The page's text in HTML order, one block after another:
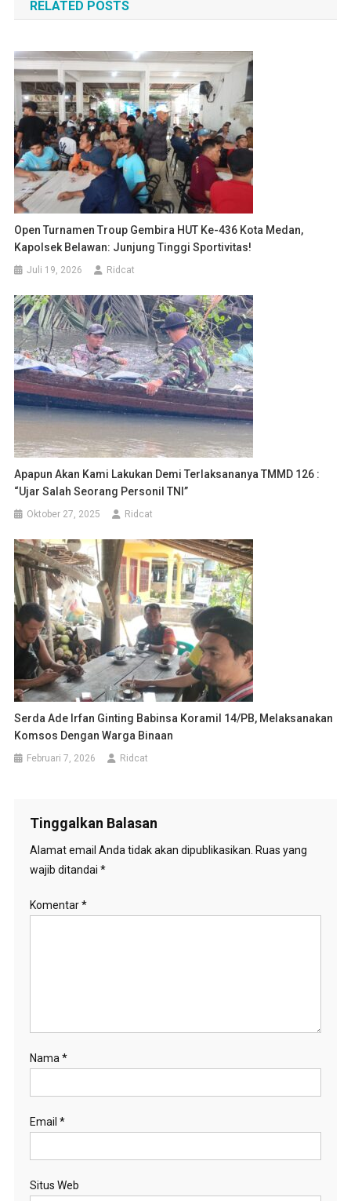
RELATED POSTS
Open Turnamen Troup Gembira HUT Ke-436 Kota Medan,
Kapolsek Belawan: Junjung Tinggi Sportivitas!
Juli 19, 2026 Ridcat
Apapun Akan Kami Lakukan Demi Terlaksananya TMMD 126 :
“Ujar Salah Seorang Personil TNI”
Oktober 27, 2025 Ridcat
Serda Ade Irfan Ginting Babinsa Koramil 14/PB, Melaksanakan
Komsos Dengan Warga Binaan
Februari 7, 2026 Ridcat
Tinggalkan Balasan
Alamat email Anda tidak akan dipublikasikan. Ruas yang
wajib ditandai *
Komentar*
Nama*
Email *
Situs Web